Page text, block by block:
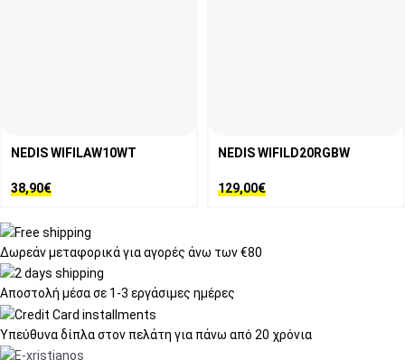
NEDIS WIFILAW10WT
38,90€
NEDIS WIFILD20RGBW
129,00€
Δωρεάν μεταφορικάγια αγορές άνω των €80
Αποστολή μέσα σε 1-3 εργάσιμες ημέρες
Υπεύθυνα δίπλα στον πελάτη για πάνω από 20 χρόνια